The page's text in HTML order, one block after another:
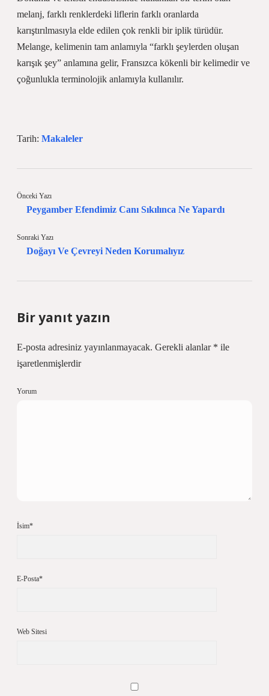
melanj, farklı renklerdeki liflerin farklı oranlarda
karıştırılmasıyla elde edilen çok renkli bir iplik türüdür.
Melange, kelimenin tam anlamıyla “farklı şeylerden oluşan
karışık şey” anlamına gelir, Fransızca kökenli bir kelimedir ve
çoğunlukla terminolojik anlamıyla kullanılır.
Tarih: Makaleler
Önceki Yazı
Peygamber Efendimiz Canı Sıkılınca Ne Yapardı
Sonraki Yazı
Doğayı Ve Çevreyi Neden Korumalıyız
Bir yanıt yazın
E-posta adresiniz yayınlanmayacak. Gerekli alanlar * ile
işaretlenmişlerdir
Yorum
İsim*
E-Posta*
Web Sitesi